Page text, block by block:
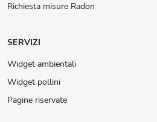
Richiesta misure Radon
SERVIZI
Widget ambientali
Widget pollini
Pagine riservate